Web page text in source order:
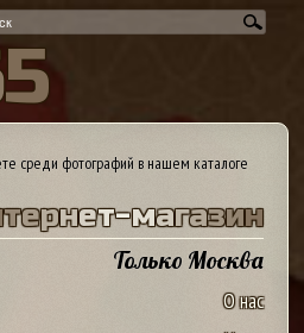
5
среди фотографий в нашем каталоге
тернет-магазин
Только Москва
О нас